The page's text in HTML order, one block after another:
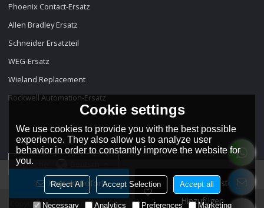
Kontakt Sofort
Zur Wunschliste
Hinzufügen
Phoenix Contact-Ersatz
Allen Bradley Ersatz
Schneider Ersatzteil
WEG-Ersatz
Wieland Replacement
Rockwell Automation-Ersatz
Sprache:
Copyright © 2026Dongguan Dadi Electronic Technology Co., LtdSupport
Cookie settings
We use cookies to provide you with the best possible
experience. They also allow us to analyze user
behavior in order to constantly improve the website for
you.
Reject All Accept Selection Accept all
Necessary Analytics Preferences Marketing